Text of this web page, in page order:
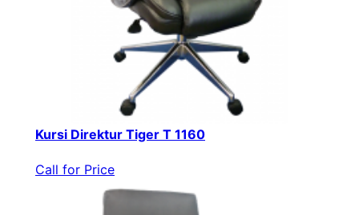
Kursi Direktur Tiger T 1160
Call for Price